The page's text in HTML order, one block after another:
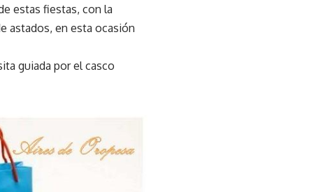
estas fiestas, con la
astados, en esta ocasión
guiada por el casco